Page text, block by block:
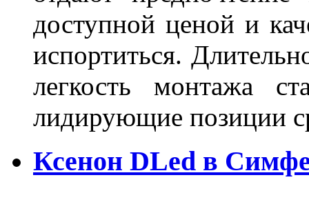
доступной ценой и
испортиться.
легкость монтажа
лидирующие
Ксенон DLed в